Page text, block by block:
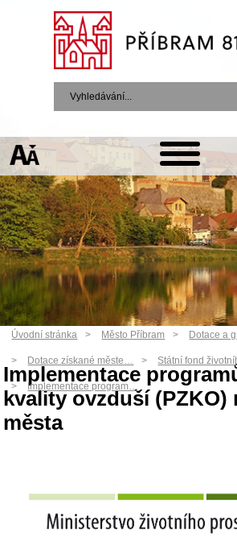
Úvodní stránka Město Příbram Dotace a
Dotace získané měste… Státní fond
Implementace program…
Implementace
kvality ovzduší (PZKO)
města